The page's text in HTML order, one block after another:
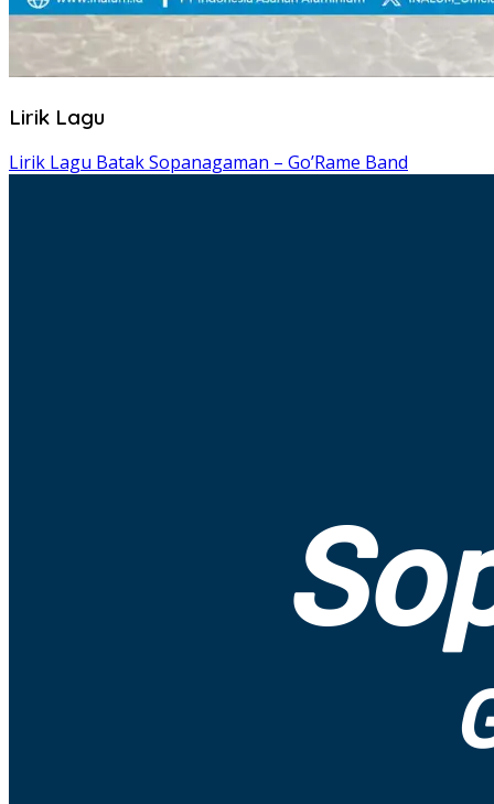
Lirik Lagu
Lirik Lagu Batak Sopanagaman – Go’Rame Band